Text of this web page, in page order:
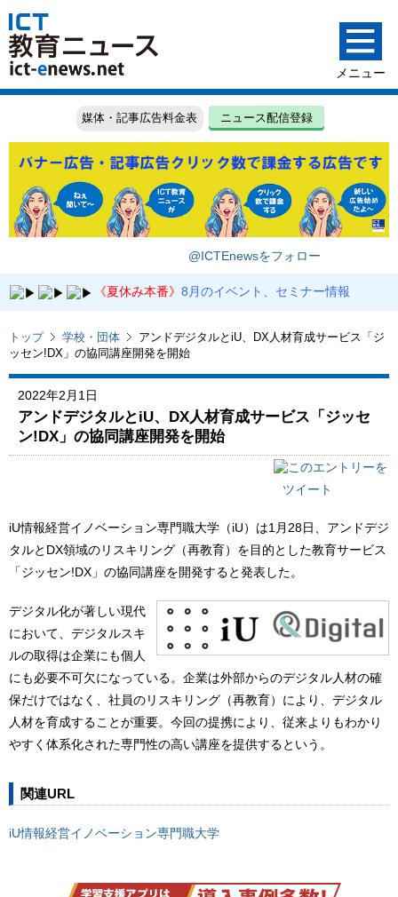
媒体・記事広告料金表 ニュース配信登録
@ICTEnewsをフォロー
《夏休み本番》 8月のイベント、セミナー情報
トップ 学校・団体
アンドデジタルとiU、DX人材育成サービス「ジ
ッセン!DX」の協同講座開発を開始
2022年2月1日
アンドデジタルとiU、DX人材育成サービス「ジッセ
ン!DX」の協同講座開発を開始
ツイート
iU情報経営イノベーション専門職大学（iU）は1月28日、アンドデジ
タルとDX領域のリスキリング（再教育）を目的とした教育サービス
「ジッセン!DX」の協同講座を開発すると発表した。
デジタル化が著しい現代
において、デジタルスキ
ルの取得は企業にも個人
にも必要不可欠になっている。企業は外部からのデジタル人材の確
保だけではなく、社員のリスキリング（再教育）により、デジタル
人材を育成することが重要。今回の提携により、従来よりもわかり
やすく体系化された専門性の高い講座を提供するという。
関連URL
iU情報経営イノベーション専門職大学